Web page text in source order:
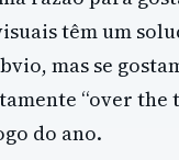
têm um
mas se
“over the
do ano.